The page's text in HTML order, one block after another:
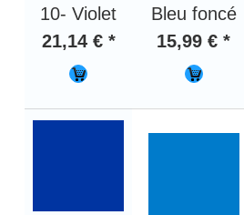
10- Violet
21,14 € *
Bleu foncé
15,99 € *